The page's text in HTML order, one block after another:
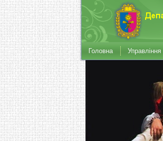
Головна Управління